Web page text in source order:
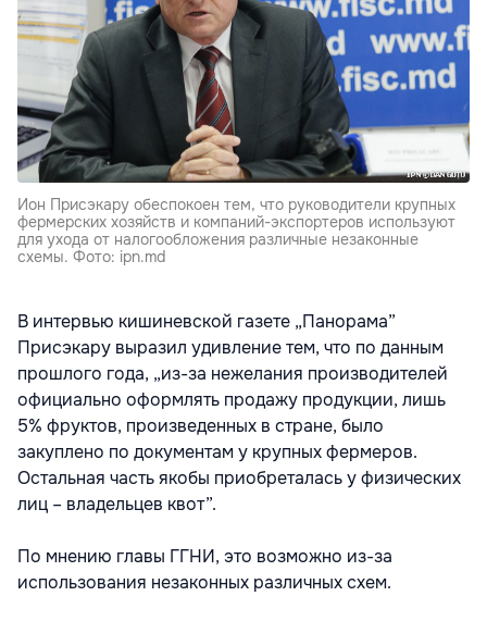
Ион Присэкару обеспокоен тем, что руководители крупных
фермерских хозяйств и компаний-экспортеров используют
для ухода от налогообложения различные незаконные
схемы. Фото: ipn.md
В интервью кишиневской газете „Панорама”
Присэкару выразил удивление тем, что по данным
прошлого года, „из-за нежелания производителей
официально оформлять продажу продукции, лишь
5% фруктов, произведенных в стране, было
закуплено по документам у крупных фермеров.
Остальная часть якобы приобреталась у физических
лиц – владельцев квот”.
По мнению главы ГГНИ, это возможно из-за
использования незаконных различных схем.